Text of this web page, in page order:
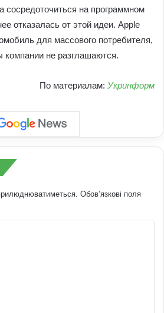
сосредоточиться на программном
отказалась от этой идеи. Apple
для массового потребителя,
компании не разглашаются.
По материалам: Укринформ
Обов’язкові поля